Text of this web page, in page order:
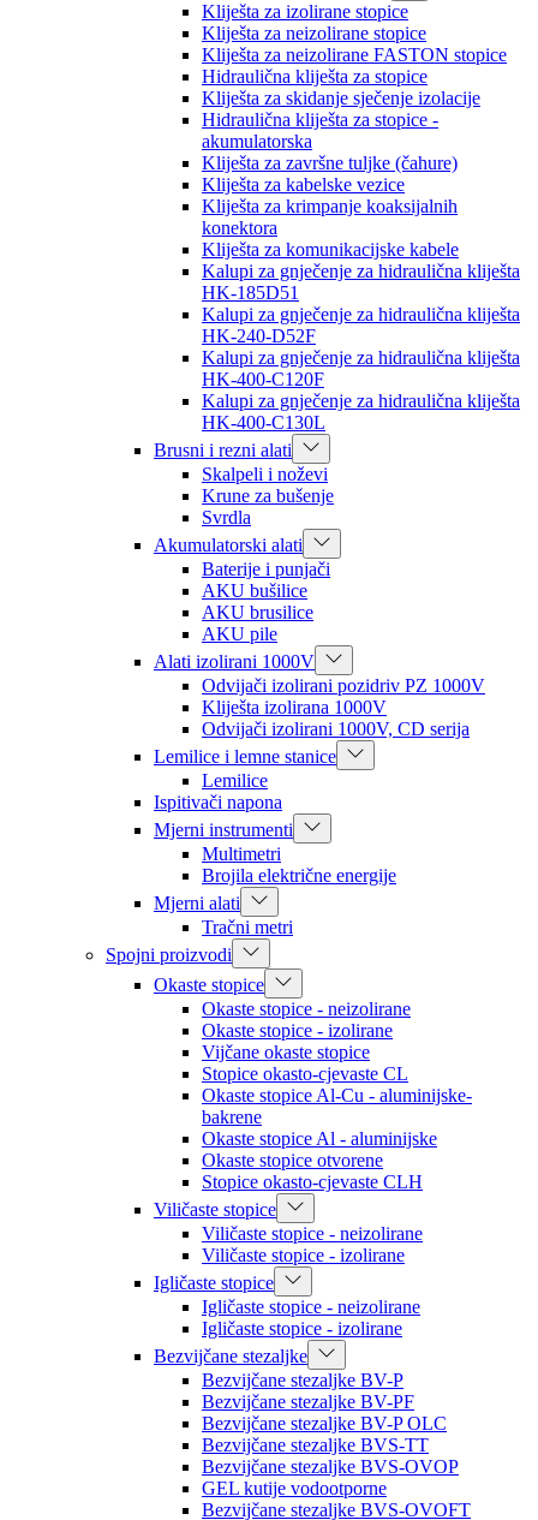
Kliješta za izolirane stopice
Kliješta za neizolirane stopice
Kliješta za neizolirane FASTON stopice
Hidraulična kliješta za stopice
Kliješta za skidanje sječenje izolacije
Hidraulična kliješta za stopice -
akumulatorska
Kliješta za završne tuljke (čahure)
Kliješta za kabelske vezice
Kliješta za krimpanje koaksijalnih
konektora
Kliješta za komunikacijske kabele
Kalupi za gnječenje za hidraulična kliješta
HK-185D51
Kalupi za gnječenje za hidraulična kliješta
HK-240-D52F
Kalupi za gnječenje za hidraulična kliješta
HK-400-C120F
Kalupi za gnječenje za hidraulična kliješta
HK-400-C130L
Brusni i rezni alati
Skalpeli i noževi
Krune za bušenje
Svrdla
Akumulatorski alati
Baterije i punjači
AKU bušilice
AKU brusilice
AKU pile
Alati izolirani 1000V
Odvijači izolirani pozidriv PZ 1000V
Kliješta izolirana 1000V
Odvijači izolirani 1000V, CD serija
Lemilice i lemne stanice
Lemilice
Ispitivači napona
Mjerni instrumenti
Multimetri
Brojila električne energije
Mjerni alati
Tračni metri
Spojni proizvodi
Okaste stopice
Okaste stopice - neizolirane
Okaste stopice - izolirane
Vijčane okaste stopice
Stopice okasto-cjevaste CL
Okaste stopice Al-Cu - aluminijske-
bakrene
Okaste stopice Al - aluminijske
Okaste stopice otvorene
Stopice okasto-cjevaste CLH
Viličaste stopice
Viličaste stopice - neizolirane
Viličaste stopice - izolirane
Igličaste stopice
Igličaste stopice - neizolirane
Igličaste stopice - izolirane
Bezvijčane stezaljke
Bezvijčane stezaljke BV-P
Bezvijčane stezaljke BV-PF
Bezvijčane stezaljke BV-P OLC
Bezvijčane stezaljke BVS-TT
Bezvijčane stezaljke BVS-OVOP
GEL kutije vodootporne
Bezvijčane stezaljke BVS-OVOFT